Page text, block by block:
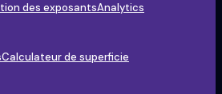
des exposantsAnalytics
Calculateur de superficie